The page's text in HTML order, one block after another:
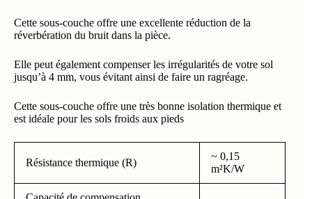
Cette sous-couche offre une excellente réduction de la
réverbération du bruit dans la pièce.
Elle peut également compenser les irrégularités de votre sol
jusqu’à 4 mm, vous évitant ainsi de faire un ragréage.
Cette sous-couche offre une très bonne isolation thermique et
est idéale pour les sols froids aux pieds
Résistance thermique (R)
~ 0,15
m²K/W